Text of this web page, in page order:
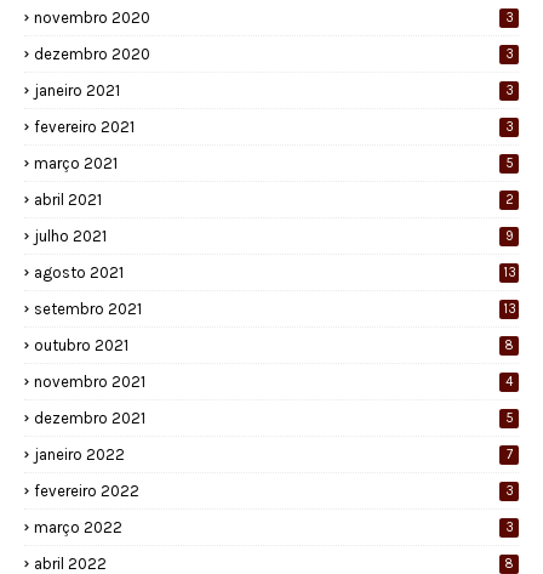
novembro 2020 3
dezembro 2020 3
janeiro 2021 3
fevereiro 2021 3
março 2021 5
abril 2021 2
julho 2021 9
agosto 2021 13
setembro 2021 13
outubro 2021 8
novembro 2021 4
dezembro 2021 5
janeiro 2022 7
fevereiro 2022 3
março 2022 3
abril 2022 8